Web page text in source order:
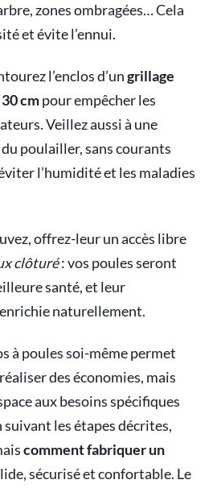
zones ombragées… Cela
et évite l’ennui.
l’enclos d’ungrillage
cmpour empêcher les
Veillez aussi à une
du poulailler, sans courants
l’humidité et les maladies
offrez-leur un accès libre
clôturé: vos poules seront
santé, et leur
naturellement.
à poules soi-même permet
des économies, mais
aux besoins spécifiques
suivant les étapes décrites,
comment fabriquer un
sécurisé et confortable. Le